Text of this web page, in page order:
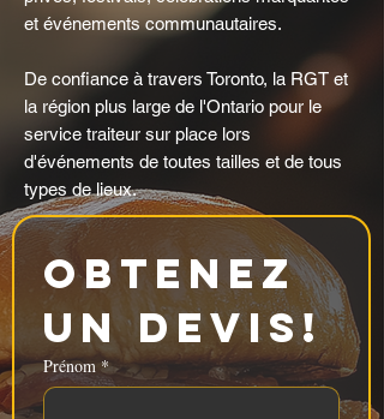
et événements communautaires.
De confiance à travers Toronto, la RGT et
la région plus large de l'Ontario pour le
service traiteur sur place lors
d'événements de toutes tailles et de tous
types de lieux.
Obtenez
un devis!
Prénom *